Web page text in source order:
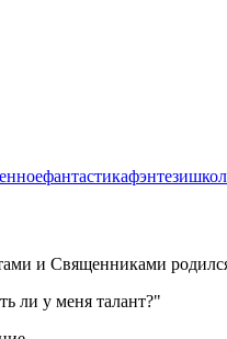
фантастикафэнтези
и Священниками
ли у меня талант?"